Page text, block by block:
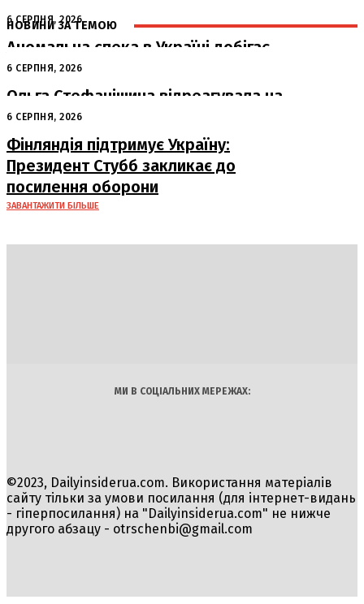
НОВИНИ ЗА ТЕМОЮ
6 СЕРПНЯ, 2026
Аномальна спека в Україні добігає
кінця: очікується похолодання
6 СЕРПНЯ, 2026
Ольга Стефанішина відреагувала на
підозри від НАБУ та САП
6 СЕРПНЯ, 2026
Фінляндія підтримує Україну:
Президент Стубб закликає до
посилення оборони
ЗАВАНТАЖИТИ БІЛЬШЕ
МИ В СОЦІАЛЬНИХ МЕРЕЖАХ:
©2023, Dailyinsiderua.com. Використання матеріалів
сайту тільки за умови посилання (для інтернет-видань
- гіперпосилання) на "Dailyinsiderua.com" не нижче
другого абзацу - otrschenbi@gmail.com